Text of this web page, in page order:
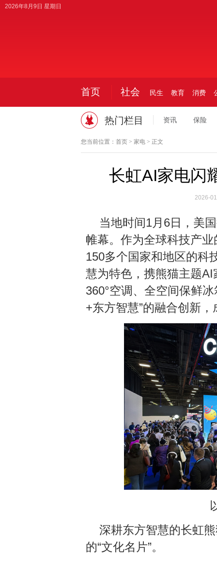
2026年8月9日 星期日
首页 社会 民生 教育 消费
热门栏目 资讯 保险
您当前位置： 首页> 家电> 正文
长虹AI家电闪
2026-
当地时间1月6日，美
帷幕。作为全球科技产
150多个国家和地区的科
慧为特色，携熊猫主题
360°空调、全空间保鲜
+东方智慧”的融合创新
深耕东方智慧的长虹
的“文化名片”。